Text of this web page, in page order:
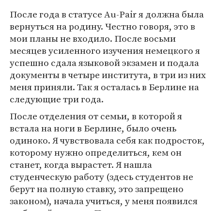
После года в статусе Au-Pair я должна была
вернуться на родину. Честно говоря, это в
мои планы не входило. После восьми
месяцев усиленного изучения немецкого я
успешно сдала языковой экзамен и подала
документы в четыре института, в три из них
меня приняли. Так я осталась в Берлине на
следующие три года.
После отделения от семьи, в которой я
встала на ноги в Берлине, было очень
одиноко. Я чувствовала себя как подросток,
которому нужно определиться, кем он
станет, когда вырастет. Я нашла
студенческую работу (здесь студентов не
берут на полную ставку, это запрещено
законом), начала учиться, у меня появился